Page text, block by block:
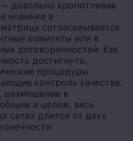
довольно кропотливая
новинки в
согласовывается
комитеты или в
договоренностей. Как
достигнута,
процедуры
контроль качества,
размещение в
и целом, весь
сетях длится от двух